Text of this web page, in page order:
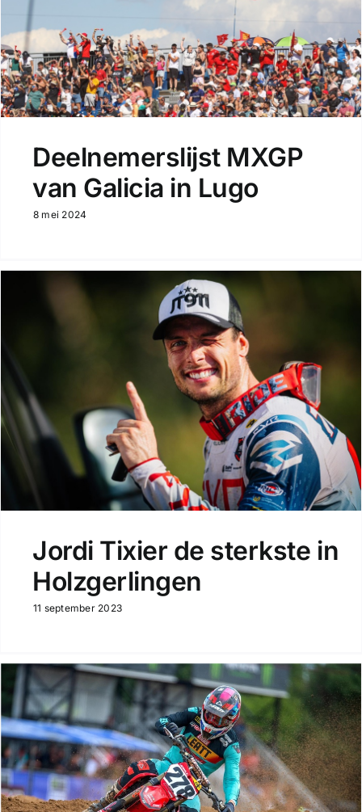
Deelnemerslijst MXGP
van Galicia in Lugo
8 mei 2024
Jordi Tixier de sterkste in
Holzgerlingen
11 september 2023